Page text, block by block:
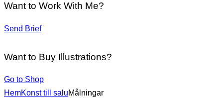
Want to Work With Me?
Send Brief
Want to Buy Illustrations?
Go to Shop
HemKonst till saluMålningar